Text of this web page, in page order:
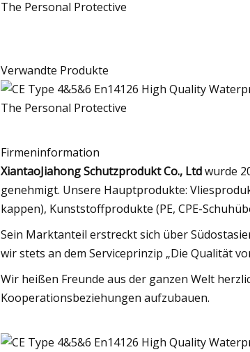
Verwandte Produkte
Firmeninformation
XiantaoJiahong Schutzprodukt Co., Ltdwurde
genehmigt. Unsere Hauptprodukte:
kappen), Kunststoffprodukte (PE, CPE-
Sein Marktanteil erstreckt sich über
wir stets an dem Serviceprinzip „Die Qualität
Wir heißen Freunde aus der ganzen Welt
Kooperationsbeziehungen aufzubauen.